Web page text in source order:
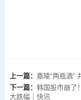
上一篇： 嘉陵“两瓶酒”
下一篇： 韩国股市崩了
大跌幅｜快讯